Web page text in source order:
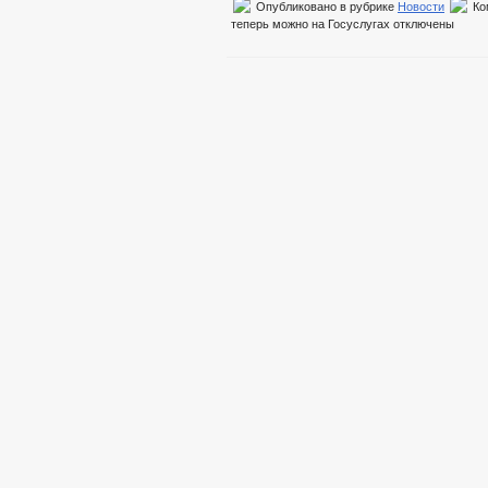
Опубликовано в рубрике Новости
теперь можно на Госуслугах отключены